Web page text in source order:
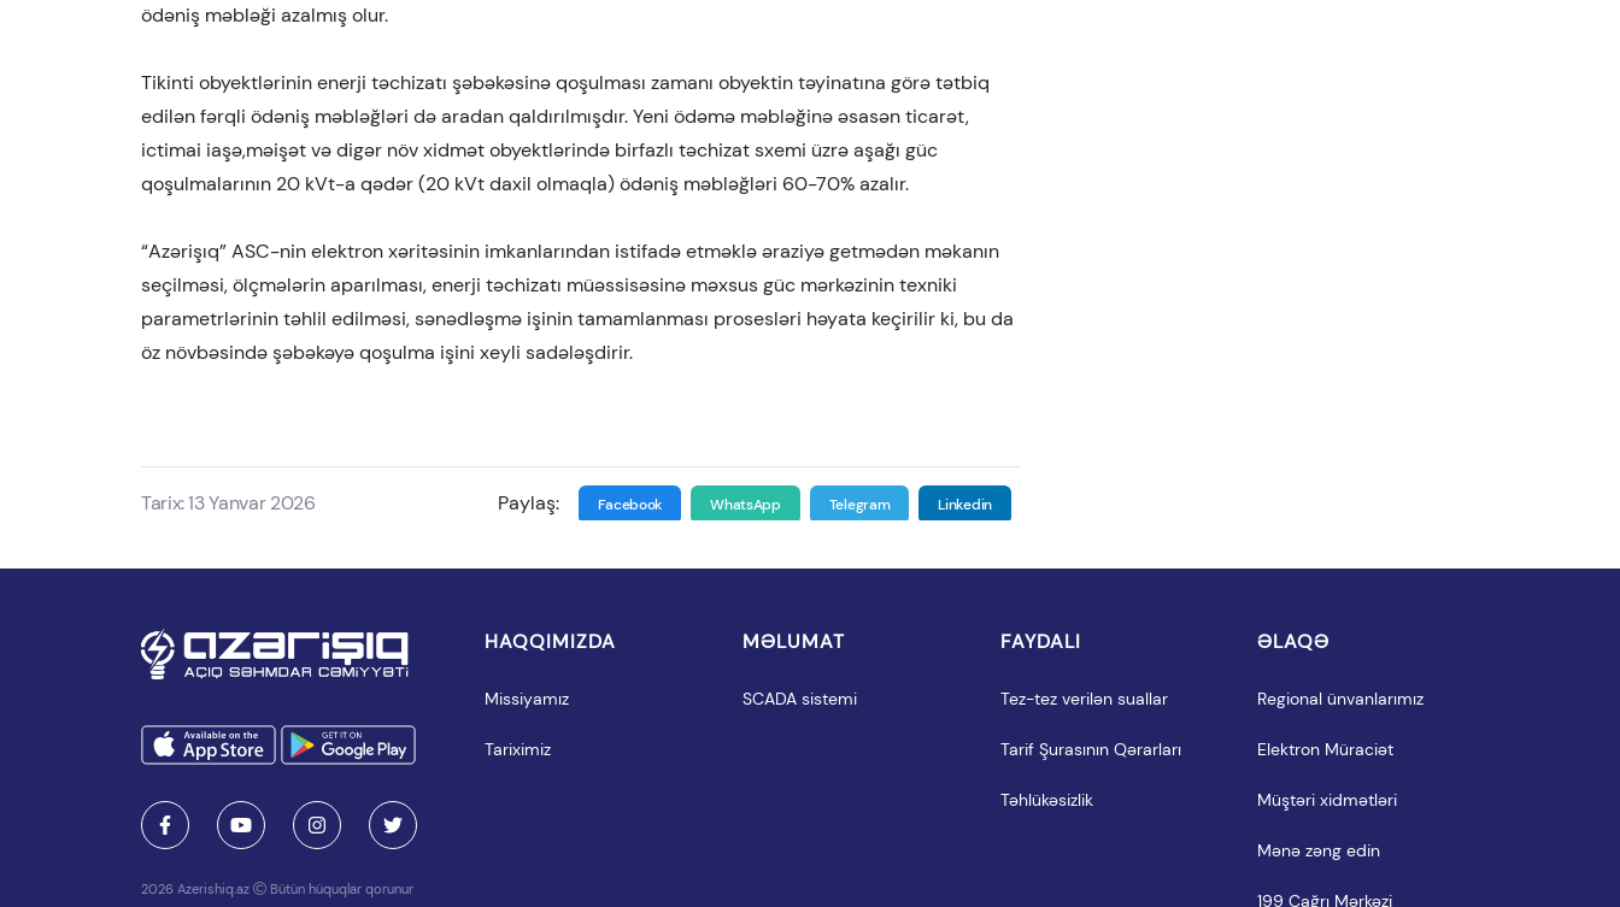
ödəniş məbləği azalmış olur.
Tikinti obyektlərinin enerji təchizatı şəbəkəsinə qoşulması zamanı obyektin təyinatına görə tətbiq
edilən fərqli ödəniş məbləğləri də aradan qaldırılmışdır. Yeni ödəmə məbləğinə əsasən ticarət,
ictimai iaşə,məişət və digər növ xidmət obyektlərində birfazlı təchizat sxemi üzrə aşağı güc
qoşulmalarının 20 kVt-a qədər (20 kVt daxil olmaqla) ödəniş məbləğləri 60-70% azalır.
“Azərişıq” ASC-nin elektron xəritəsinin imkanlarından istifadə etməklə əraziyə getmədən məkanın
seçilməsi, ölçmələrin aparılması, enerji təchizatı müəssisəsinə məxsus güc mərkəzinin texniki
parametrlərinin təhlil edilməsi, sənədləşmə işinin tamamlanması prosesləri həyata keçirilir ki, bu da
öz növbəsində şəbəkəyə qoşulma işini xeyli sadələşdirir.
Tarix: 13 Yanvar 2026 Paylaş: Facebook WhatsApp Telegram Linkedin
2026 Azerishiq.az Bütün hüquqlar qorunur
HAQQIMIZDA
Missiyamız
Tariximiz
MƏLUMAT
SCADA sistemi
FAYDALI
Tez-tez verilən suallar
Tarif Şurasının Qərarları
Təhlükəsizlik
ƏLAQƏ
Regional ünvanlarımız
Elektron Müraciət
Müştəri xidmətləri
Mənə zəng edin
199 Çağrı Mərkəzi